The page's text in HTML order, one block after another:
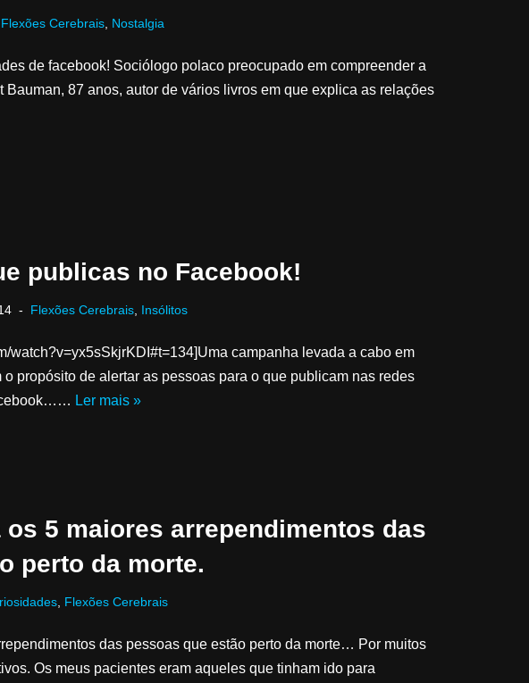
Flexões Cerebrais Nostalgia
de facebook! Sociólogo polaco preocupado em compreender a
87 anos, autor de vários livros em que explica as relações
publicas no Facebook!
Flexões Cerebrais Insólitos
watch?v=yx5sSkjrKDI#t=134]Uma campanha levada a cabo em
propósito de alertar as pessoas para o que publicam nas redes
Ler mais »
5 maiores arrependimentos das
perto da morte.
, Flexões Cerebrais
das pessoas que estão perto da morte… Por muitos
Os meus pacientes eram aqueles que tinham ido para